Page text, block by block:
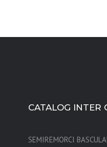
CATALOG INTER
SEMIREMORCI